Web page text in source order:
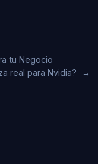
tu Negocio
real para Nvidia?
→